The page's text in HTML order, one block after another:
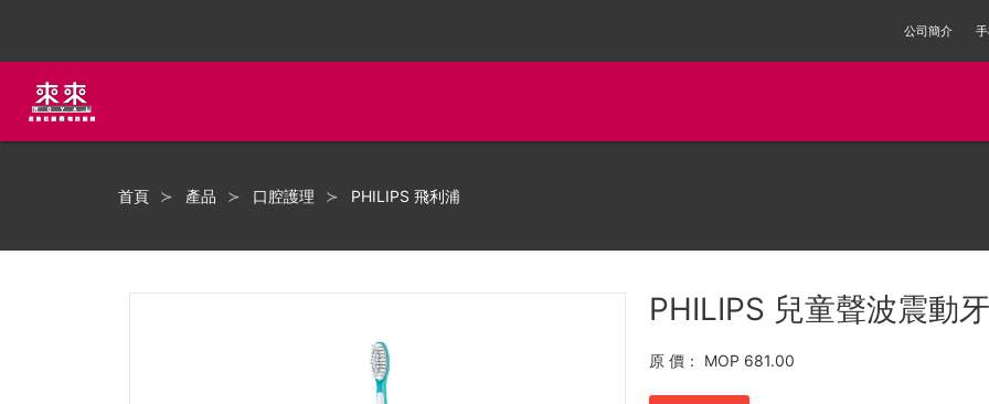
公司簡介
首頁 產品 口腔護理 PHILIPS 飛利浦
PHILIPS 兒童聲波震動
原 價： MOP 681.00